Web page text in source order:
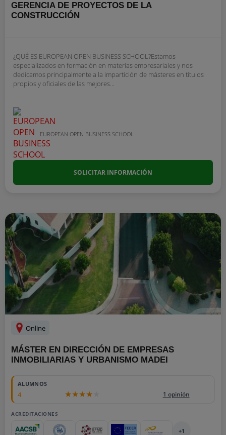
GERENCIA DE PROYECTOS DE LA
CONSTRUCCIÓN
¿QUÉ ES EUROPEAN OPEN BUSINESS SCHOOL?Estamos
especializados en formación en materias empresariales y nos
dedicamos principalmente a la impartición de másteres en títulos
propios y oficiales de las mejores...
EUROPEAN OPEN BUSINESS SCHOOL
SOLICITAR INFORMACIÓN
Online
MÁSTER EN DIRECCIÓN DE EMPRESAS
INMOBILIARIAS Y URBANISMO MADEI
ALUMNOS
4 1 opinión
ACREDITACIONES
+1